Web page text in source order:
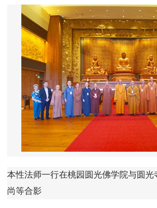
本性法师一行在桃园圆光佛学院与圆光
尚等合影